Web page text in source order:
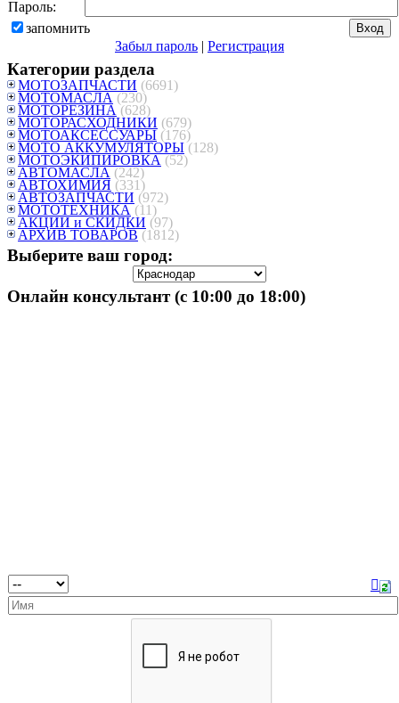
Пароль:
запомнить
Забыл пароль | Регистрация
Категории раздела
МОТОЗАПЧАСТИ (6691)
МОТОМАСЛА (230)
МОТОРЕЗИНА (628)
МОТОРАСХОДНИКИ (679)
МОТОАКСЕССУАРЫ (176)
МОТО АККУМУЛЯТОРЫ (128)
МОТОЭКИПИРОВКА (52)
АВТОМАСЛА (242)
АВТОХИМИЯ (331)
АВТОЗАПЧАСТИ (972)
МОТОТЕХНИКА (11)
АКЦИИ и СКИДКИ (97)
АРХИВ ТОВАРОВ (1812)
Выберите ваш город:
Онлайн консультант (с 10:00 до 18:00)